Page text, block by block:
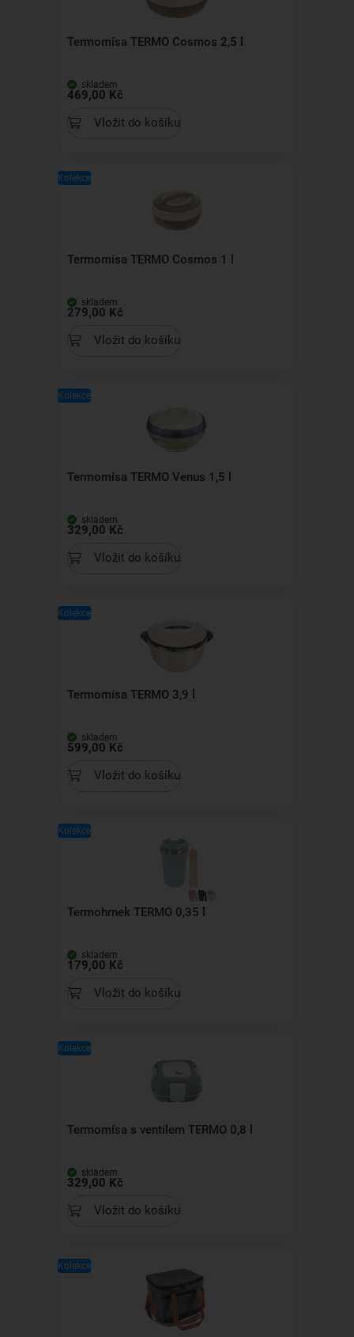
Termomísa TERMO Cosmos 2,5 l
skladem
469,00 Kč
Vložit do košíku
Kolekce
Termomísa TERMO Cosmos 1 l
skladem
279,00 Kč
Vložit do košíku
Kolekce
Termomísa TERMO Venus 1,5 l
skladem
329,00 Kč
Vložit do košíku
Kolekce
Termomísa TERMO 3,9 l
skladem
599,00 Kč
Vložit do košíku
Kolekce
Termohrnek TERMO 0,35 l
skladem
179,00 Kč
Vložit do košíku
Kolekce
Termomísa s ventilem TERMO 0,8 l
skladem
329,00 Kč
Vložit do košíku
Kolekce